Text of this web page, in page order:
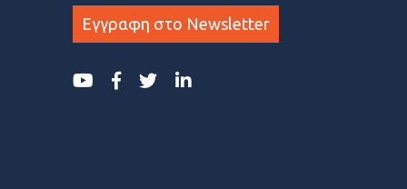
Εγγραφη στο Newsletter